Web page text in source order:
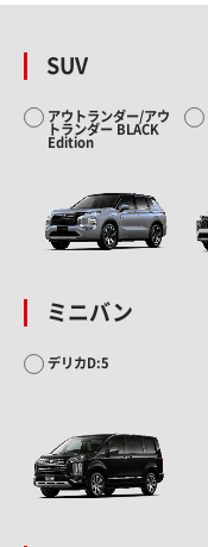
SUV
アウトランダー/アウ
トランダー BLACK
Edition
ミニバン
デリカD:5